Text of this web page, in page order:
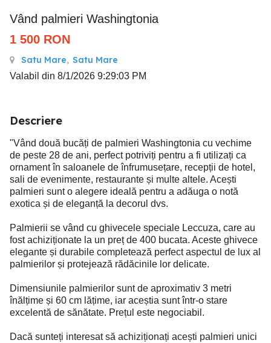
Vând palmieri Washingtonia
1 500 RON
Satu Mare, Satu Mare
Valabil din 8/1/2026 9:29:03 PM
Descriere
"Vând două bucăți de palmieri Washingtonia cu vechime
de peste 28 de ani, perfect potriviți pentru a fi utilizați ca
ornament în saloanele de înfrumusețare, recepții de hotel,
sali de evenimente, restaurante și multe altele. Acești
palmieri sunt o alegere ideală pentru a adăuga o notă
exotica și de eleganță la decorul dvs.
Palmierii se vând cu ghivecele speciale Leccuza, care au
fost achiziționate la un preț de 400 bucata. Aceste ghivece
elegante și durabile completează perfect aspectul de lux al
palmierilor și protejează rădăcinile lor delicate.
Dimensiunile palmierilor sunt de aproximativ 3 metri
înălțime și 60 cm lățime, iar aceștia sunt într-o stare
excelentă de sănătate. Prețul este negociabil.
Dacă sunteți interesat să achiziționați acești palmieri unici